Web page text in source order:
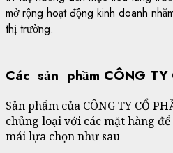
mở rộng hoạt động kinh doanh
thị trường.
Các sản phầm CÔNG TY
Sản phẩm của CÔNG TY CỔ
chủng loại với các mặt hàng
mái lựa chọn như sau